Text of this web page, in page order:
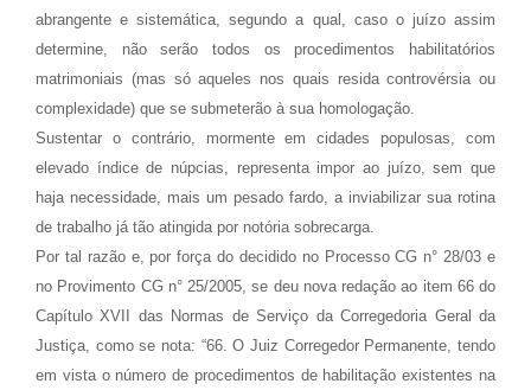
abrangente e sistemática, segundo a qual, caso o juízo assim
determine, não serão todos os procedimentos habilitatórios
matrimoniais (mas só aqueles nos quais resida controvérsia ou
complexidade) que se submeterão à sua homologação.
Sustentar o contrário, mormente em cidades populosas, com
elevado índice de núpcias, representa impor ao juízo, sem que
haja necessidade, mais um pesado fardo, a inviabilizar sua rotina
de trabalho já tão atingida por notória sobrecarga.
Por tal razão e, por força do decidido no Processo CG n° 28/03 e
no Provimento CG n° 25/2005, se deu nova redação ao item 66 do
Capítulo XVII das Normas de Serviço da Corregedoria Geral da
Justiça, como se nota: “66. O Juiz Corregedor Permanente, tendo
em vista o número de procedimentos de habilitação existentes na